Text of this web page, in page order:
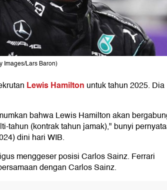
Images/Lars Baron)
Lewis Hamilton untuk tahun 2025. Dia
bahwa Lewis Hamilton akan
tahun (kontrak tahun jamak)," bunyi
dini hari WIB.
menggeser posisi Carlos Sainz. Ferrari
dengan Carlos Sainz.